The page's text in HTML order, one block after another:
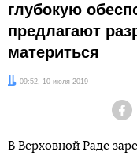
глубокую
предлагают
материться
Дата:09:52, 10 июля 2019
В Верховной Раде